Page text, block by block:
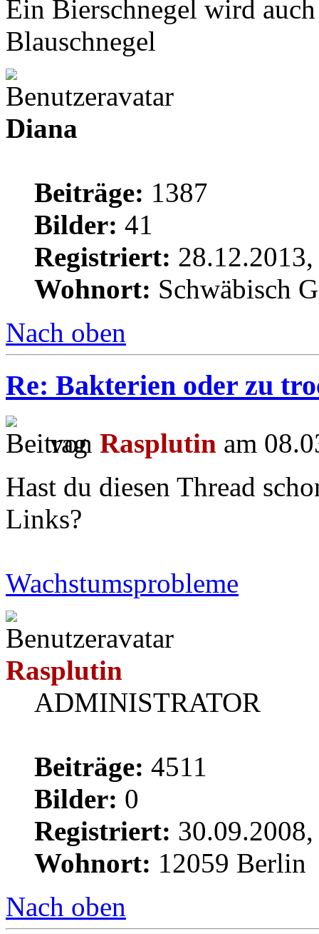
Ein Bierschnegel wird
Blauschnegel
Diana
Beiträge: 1387
Bilder: 41
Registriert:
Wohnort: Schwäbisch
Nach oben
Re: Bakterien oder zu
von Rasplutin am
Hast du diesen Thread
Links?
Wachstumsprobleme
Rasplutin
ADMINISTRATOR
Beiträge: 4511
Bilder: 0
Registriert:
Wohnort: 12059 Berlin
Nach oben